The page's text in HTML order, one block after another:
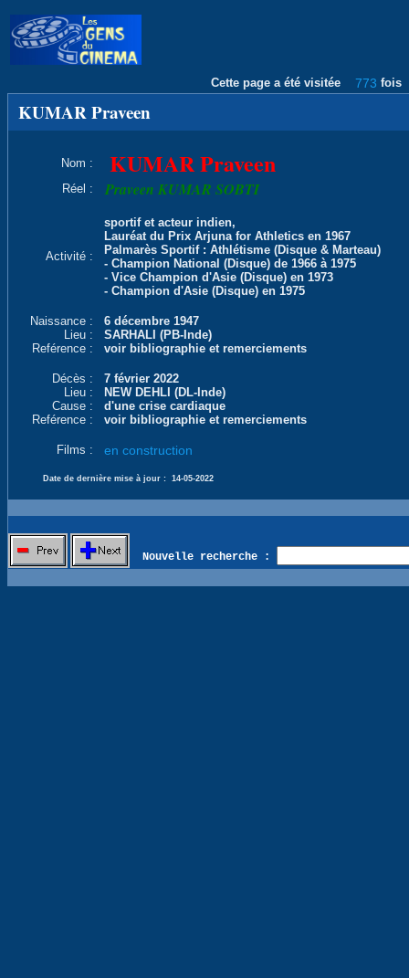
Cette page a été visitée 773 fois
KUMAR Praveen
Nom : KUMAR Praveen
Réel : Praveen KUMAR SOBTI
Activité :
sportif et acteur indien,
Lauréat du Prix Arjuna for Athletics en 1967
Palmarès Sportif : Athlétisme (Disque & Marteau)
- Champion National (Disque) de 1966 à 1975
- Vice Champion d'Asie (Disque) en 1973
- Champion d'Asie (Disque) en 1975
Naissance :
6 décembre 1947
Lieu :
SARHALI (PB-Inde)
Reférence :
voir bibliographie et remerciements
Décès :
7 février 2022
Lieu :
NEW DEHLI (DL-Inde)
Cause :
d'une crise cardiaque
Reférence :
voir bibliographie et remerciements
Films : en construction
Date de dernière mise à jour : 14-05-2022
Nouvelle recherche :